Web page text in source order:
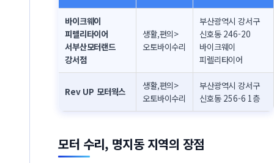
바이크웨이
피렐리타이어
서부산모터랜드
강서점
생활,편의>
오토바이수리
부산광역시 강서구
신호동 246-20
바이크웨이
피렐리타이어
Rev UP 모터웍스
생활,편의>
오토바이수리
부산광역시 강서구
신호동 256-6 1층
모터 수리, 명지동 지역의 장점